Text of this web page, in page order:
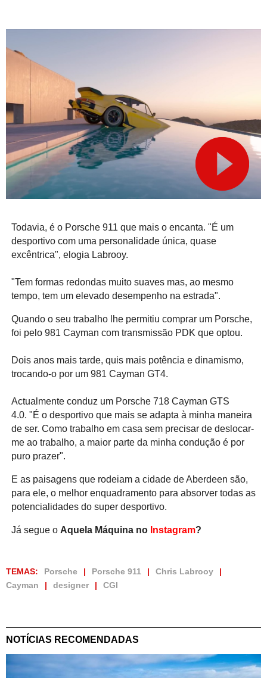
Todavia, é o Porsche 911 que mais o encanta. "É um
desportivo com uma personalidade única, quase
excêntrica", elogia Labrooy.
"Tem formas redondas muito suaves mas, ao mesmo
tempo, tem um elevado desempenho na estrada".
Quando o seu trabalho lhe permitiu comprar um Porsche,
foi pelo 981 Cayman com transmissão PDK que optou.
Dois anos mais tarde, quis mais potência e dinamismo,
trocando-o por um 981 Cayman GT4.
Actualmente conduz um Porsche 718 Cayman GTS
4.0. "É o desportivo que mais se adapta à minha maneira
de ser. Como trabalho em casa sem precisar de deslocar-
me ao trabalho, a maior parte da minha condução é por
puro prazer".
E as paisagens que rodeiam a cidade de Aberdeen são,
para ele, o melhor enquadramento para absorver todas as
potencialidades do super desportivo.
Já segue o Aquela Máquina no Instagram?
TEMAS: Porsche Porsche 911
Chris Labrooy
Cayman
designer CGI
NOTÍCIAS RECOMENDADAS